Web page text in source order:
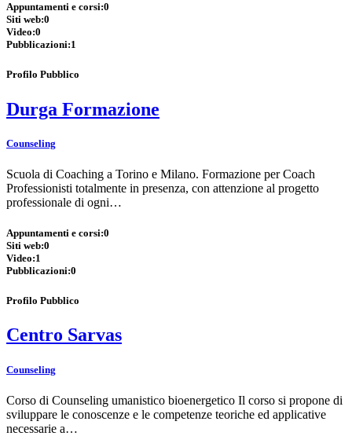
Appuntamenti e corsi:0
Siti web:0
Video:0
Pubblicazioni:1
Profilo Pubblico
Durga Formazione
Counseling
Scuola di Coaching a Torino e Milano. Formazione per Coach
Professionisti totalmente in presenza, con attenzione al progetto
professionale di ogni…
Appuntamenti e corsi:0
Siti web:0
Video:1
Pubblicazioni:0
Profilo Pubblico
Centro Sarvas
Counseling
Corso di Counseling umanistico bioenergetico Il corso si propone di
sviluppare le conoscenze e le competenze teoriche ed applicative
necessarie a…